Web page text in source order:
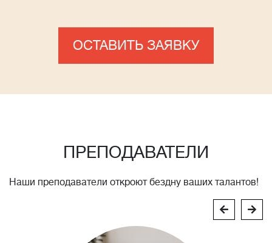
ОСТАВИТЬ ЗАЯВКУ
ПРЕПОДАВАТЕЛИ
Наши преподаватели откроют бездну ваших талантов!